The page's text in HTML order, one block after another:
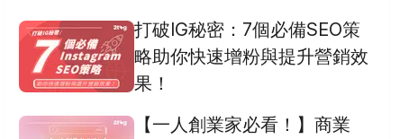
打破IG秘密：7個必備SEO策
略助你快速增粉與提升營銷效
果！
【一人創業家必看！】商業